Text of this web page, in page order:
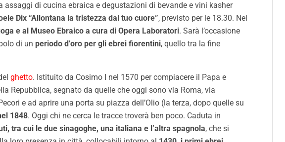
di cucina ebraica e degustazioni di bevande e vini kasher
Dix “Allontana la tristezza dal tuo cuore”, previsto per le 18.30. Nel
e al Museo Ebraico a cura di Opera Laboratori. Sarà l’occasione
di un periodo d’oro per gli ebrei fiorentini, quello tra la fine
ghetto. Istituito da Cosimo I nel 1570 per compiacere il Papa e
Repubblica, segnato da quelle che oggi sono via Roma, via
e ad aprire una porta su piazza dell’Olio (la terza, dopo quelle su
1848. Oggi chi ne cerca le tracce troverà ben poco. Caduta in
tra cui le due sinagoghe, una italiana e l’altra spagnola, che si